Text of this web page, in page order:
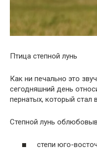
Птица степной лунь
Как ни печально это
сегодняшний день
пернатых, который стал
Степной лунь
степи юго-